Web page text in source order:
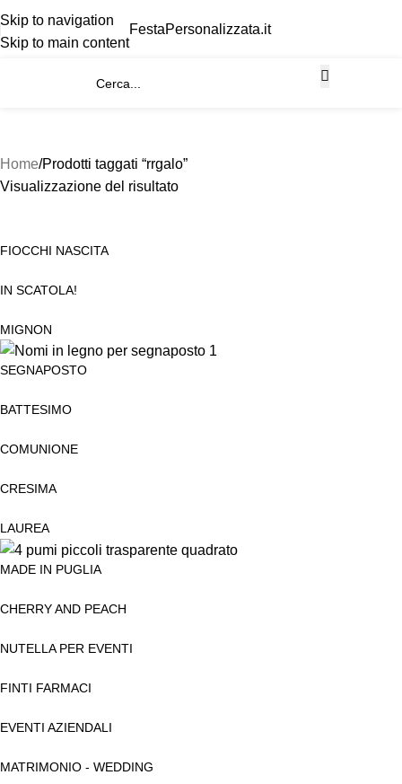
Skip to navigation
Skip to main content
FestaPersonalizzata.it
Home Prodotti taggati “rrgalo”
Visualizzazione del risultato
FIOCCHI NASCITA
IN SCATOLA!
MIGNON
SEGNAPOSTO
BATTESIMO
COMUNIONE
CRESIMA
LAUREA
MADE IN PUGLIA
CHERRY AND PEACH
NUTELLA PER EVENTI
FINTI FARMACI
EVENTI AZIENDALI
MATRIMONIO - WEDDING